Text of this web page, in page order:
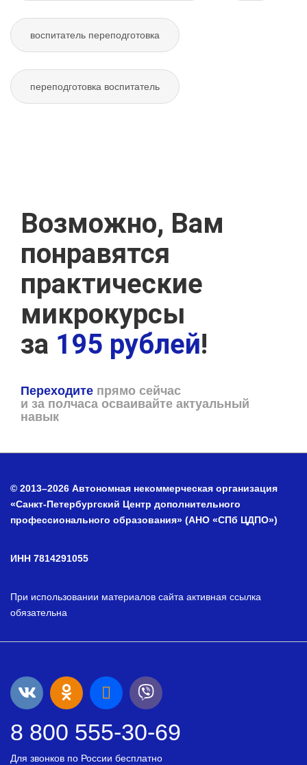
воспитатель переподготовка
переподготовка воспитатель
Возможно, Вам
понравятся
практические
микрокурсы
за 195 рублей!
Переходите прямо сейчас
и за полчаса осваивайте актуальный
навык
© 2013–2026 Автономная некоммерческая организация
«Санкт-Петербургский Центр дополнительного
профессионального образования» (АНО «СПб ЦДПО»)
ИНН 7814291055
При использовании материалов сайта активная ссылка
обязательна
8 800 555-30-69
Для звонков по России бесплатно